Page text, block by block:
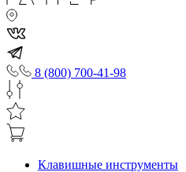
8 (800) 700-41-98
Клавишные инструменты